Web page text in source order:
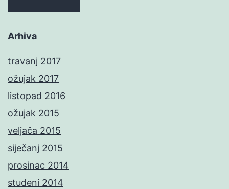
Arhiva
travanj 2017
ožujak 2017
listopad 2016
ožujak 2015
veljača 2015
siječanj 2015
prosinac 2014
studeni 2014